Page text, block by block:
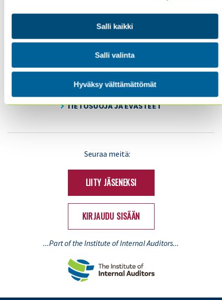
Salli kaikki
Salli valinta
Hyväksy välttämättömät
YHTEYSTIEDOT
TIETOSUOJA JA EVÄSTEET
Seuraa meitä:
LIITY JÄSENEKSI
KIRJAUDU SISÄÄN
...Part of the Institute of Internal Auditors...